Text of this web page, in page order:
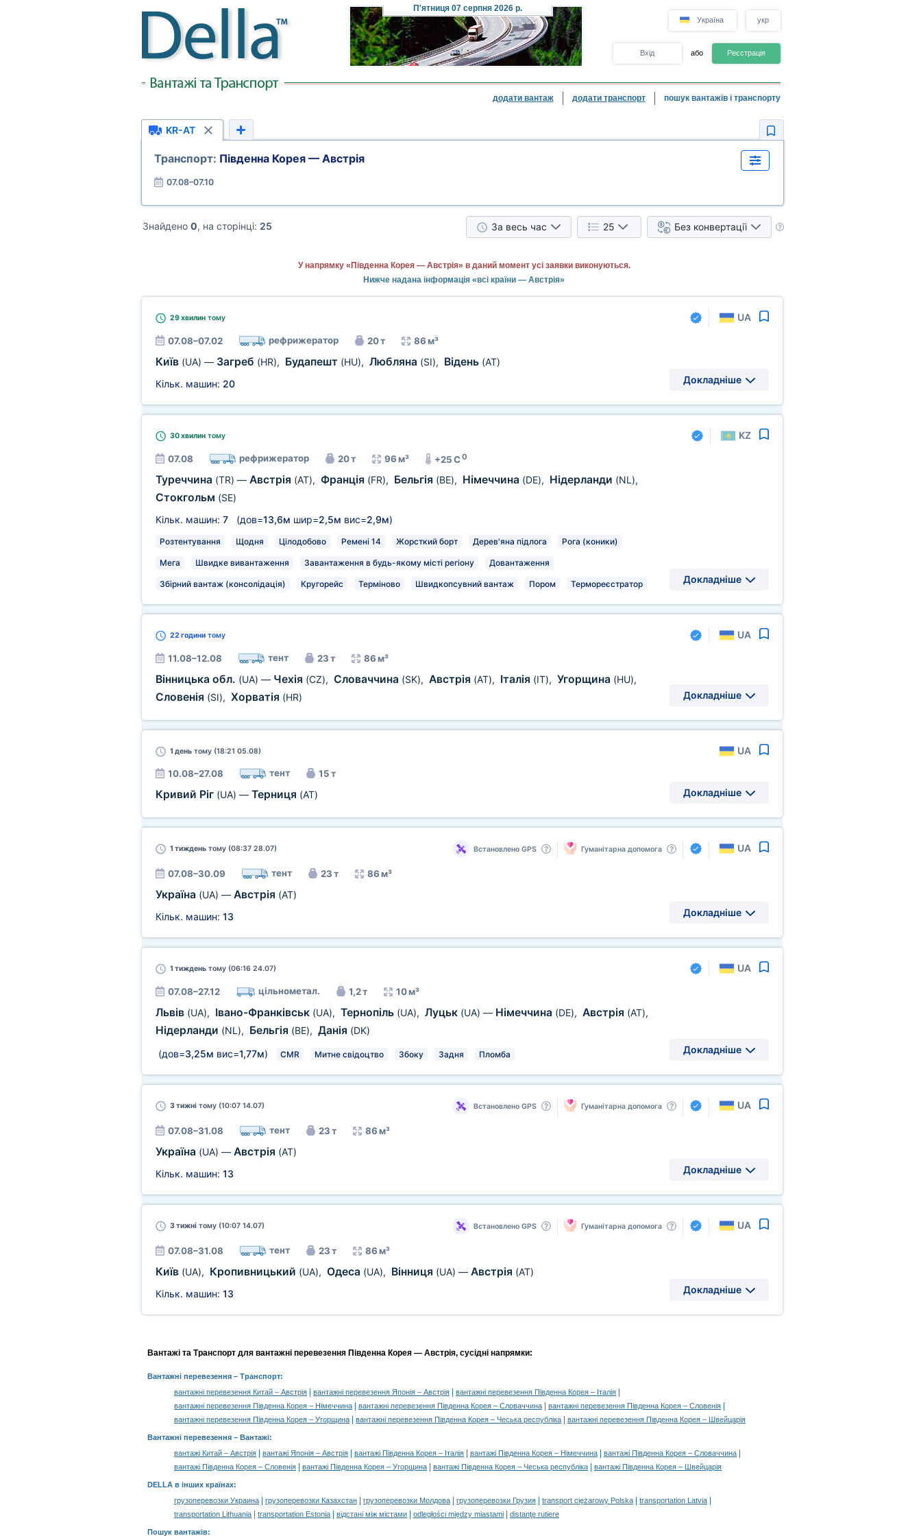
П'ятниця07 серпня 2026 р.
Україна укр
Вхід або Реєстрація
додати вантаж додати транспорт пошук вантажів і транспорту
KR-AT
Транспорт: Південна Корея — Австрія
07.08–07.10
Знайдено 0, на сторінці: 25 За весь час 25 Без конвертації
У напрямку «Південна Корея — Австрія» в даний момент усі заявки виконуються.
Нижче надана інформація «всі країни — Австрія»
29 хвилинтому UA
07.08–07.02 рефрижератор 20 т 86 м³
Київ (UA) — Загреб (HR), Будапешт (HU), Любляна (SI), Відень (AT)
Кільк. машин: 20 Докладніше
30 хвилинтому KZ
07.08 рефрижератор 20 т 96 м³ +25 C0
Туреччина (TR) — Австрія (AT), Франція (FR), Бельгія (BE), Німеччина (DE), Нідерланди (NL),
Стокгольм (SE)
Кільк. машин: 7(дов=13,6м шир=2,5м вис=2,9м)
Розтентування Щодня Цілодобово Ремені 14 Жорсткий борт Дерев'яна підлога Рога (коники)
Мега Швидке вивантаження Завантаження в будь-якому місті регіону Довантаження
Збірний вантаж (консолідація) Кругорейс Терміново Швидкопсувний вантаж Пором Термореєстратор Докладніше
22 годинитому UA
11.08–12.08 тент 23 т 86 м³
Вінницька обл. (UA) — Чехія (CZ), Словаччина (SK), Австрія (AT), Італія (IT), Угорщина (HU),
Словенія (SI), Хорватія (HR) Докладніше
1 деньтому (18:21 05.08) UA
10.08–27.08 тент 15 т
Кривий Ріг (UA) — Терниця (AT) Докладніше
1 тижденьтому (08:37 28.07) Встановлено GPS Гуманітарна допомога UA
07.08–30.09 тент 23 т 86 м³
Україна (UA) — Австрія (AT)
Кільк. машин: 13 Докладніше
1 тижденьтому (06:16 24.07) UA
07.08–27.12 цільнометал. 1,2 т 10 м³
Львів (UA), Івано-Франківськ (UA), Тернопіль (UA), Луцьк (UA) — Німеччина (DE), Австрія (AT),
Нідерланди (NL), Бельгія (BE), Данія (DK)
(дов=3,25м вис=1,77м) CMR Митне свідоцтво Збоку Задня Пломба Докладніше
3 тижнітому (10:07 14.07) Встановлено GPS Гуманітарна допомога UA
07.08–31.08 тент 23 т 86 м³
Україна (UA) — Австрія (AT)
Кільк. машин: 13 Докладніше
3 тижнітому (10:07 14.07) Встановлено GPS Гуманітарна допомога UA
07.08–31.08 тент 23 т 86 м³
Київ (UA), Кропивницький (UA), Одеса (UA), Вінниця (UA) — Австрія (AT)
Кільк. машин: 13 Докладніше
Вантажі та Транспорт для вантажні перевезення Південна Корея — Австрія, сусідні напрямки:
Вантажні перевезення – Транспорт:
вантажні перевезення Китай – Австрія
вантажні перевезення Японія – Австрія вантажні перевезення Південна Корея – Італія
вантажні перевезення Південна Корея – Німеччина вантажні перевезення Південна Корея – Словаччина вантажні перевезення Південна Корея – Словенія
вантажні перевезення Південна Корея – Угорщина вантажні перевезення Південна Корея – Чеська республіка вантажні перевезення Південна Корея – Швейцарія
Вантажні перевезення – Вантажі:
вантажі Китай – Австрія
вантажі Японія – Австрія вантажі Південна Корея – Італія вантажі Південна Корея – Німеччина вантажі Південна Корея – Словаччина
вантажі Південна Корея – Словенія вантажі Південна Корея – Угорщина вантажі Південна Корея – Чеська республіка вантажі Південна Корея – Швейцарія
DELLA в інших країнах:
грузоперевозки Украина
грузоперевозки Казахстан грузоперевозки Молдова грузоперевозки Грузия transport ciężarowy Polska transportation Latvia
transportation Lithuania transportation Estonia відстані між містами odległości między miastami distanţe rutiere
Пошук вантажів: